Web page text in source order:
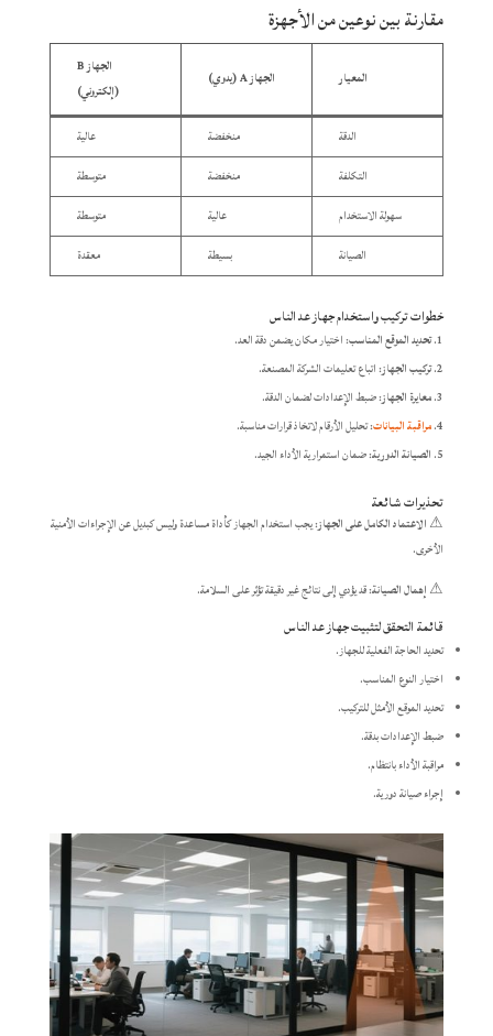
مقارنة بين نوعين من الأجهزة
المعيار الجهاز A (يدوي)
الجهاز B
(إلكتروني)
الدقة منخفضة
عالية
التكلفة
منخفضة
متوسطة
سهولة الاستخدام
عالية
متوسطة
الصيانة
بسيطة معقدة
خطوات تركيب واستخدام جهاز عد الناس
​تحديد الموقع المناسب: اختيار مكان يضمن دقة العد.
​تركيب الجهاز: اتباع تعليمات الشركة المصنعة.
​معايرة الجهاز: ضبط الإعدادات لضمان الدقة.
​مراقبة البيانات: تحليل الأرقام لاتخاذ قرارات مناسبة.
​الصيانة الدورية: ضمان استمرارية الأداء الجيد.​
تحذيرات شائعة
⚠ ​الاعتماد الكامل على الجهاز: يجب استخدام الجهاز كأداة مساعدة وليس كبديل عن الإجراءات الأمنية
الأخرى.​
⚠ ​إهمال الصيانة: قد يؤدي إلى نتائج غير دقيقة تؤثر على السلامة.​
قائمة التحقق لتثبيت جهاز عد الناس
تحديد الحاجة الفعلية للجهاز.
اختيار النوع المناسب.
تحديد الموقع الأمثل للتركيب.
ضبط الإعدادات بدقة.
مراقبة الأداء بانتظام.
إجراء صيانة دورية.​